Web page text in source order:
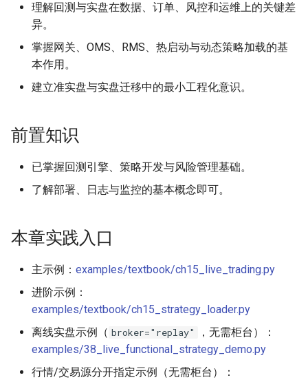
15.1.4 回测 → 实盘最小切换
15.2 订单管理系统 (Order
Management System, OMS)
(Synchronization)
15.4 算法交易 (Algorithmic
Execution)
15.4.1 TWAP (Time
Weighted Average Price)
理解回测与实盘在数据、订单、风控和运维上的关键差
异。
掌握网关、OMS、RMS、热启动与动态策略加载的基
本作用。
建立准实盘与实盘迁移中的最小工程化意识。
前置知识
已掌握回测引擎、策略开发与风险管理基础。
了解部署、日志与监控的基本概念即可。
本章实践入口
主示例： examples/textbook/ch15_live_trading.py
进阶示例：
examples/textbook/ch15_strategy_loader.py
离线实盘示例（ broker="replay"
，无需柜台）：
examples/38_live_functional_strategy_demo.py
行情/交易源分开指定示例（无需柜台）：